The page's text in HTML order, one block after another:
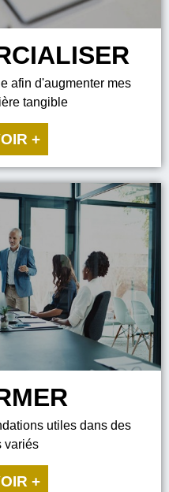
afin d'augmenter mes
tangible
+
utiles dans des
variés
+